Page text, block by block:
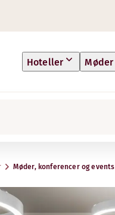
Hoteller Møder
Møder, konferencer og events